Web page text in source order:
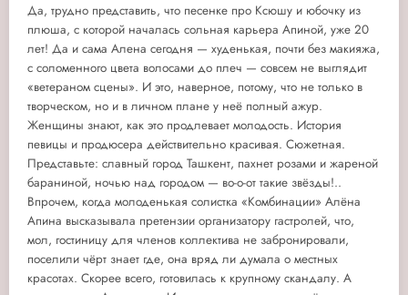
Да, трудно представить, что песенке про Ксюшу и юбочку из
плюша, с которой началась сольная карьера Апиной, уже 20
лет! Да и сама Алена сегодня — худенькая, почти без макияжа,
с соломенного цвета волосами до плеч — совсем не выглядит
«ветераном сцены». И это, наверное, потому, что не только в
творческом, но и в личном плане у неё полный ажур.
Женщины знают, как это продлевает молодость. История
певицы и продюсера действительно красивая. Сюжетная.
Представьте: славный город Ташкент, пахнет розами и жареной
бараниной, ночью над городом — во-о-от такие звёзды!..
Впрочем, когда молоденькая солистка «Комбинации» Алёна
Апина высказывала претензии организатору гастролей, что,
мол, гостиницу для членов коллектива не забронировали,
поселили чёрт знает где, она вряд ли думала о местных
красотах. Скорее всего, готовилась к крупному скандалу. А